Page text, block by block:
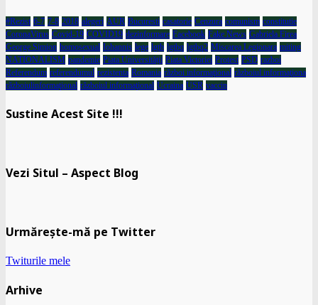
#Rezist 6-7 7-8 2018 alegeri AUR Bucuresti casatorie Cenzura comunism constitutie
CoronaVirus Covid-19 COVID19 dezinformare Facebook Fake News Gabriela Firea
George Simion homosexual Iohannis lege lgtb lgtbq lgtbq2 Miscarea Legionara miting
NATIONALISM pandemie Piata Universității Piata Victoriei Protest PSD razboi
Referendum referendumul rezistenta Romania război informaţional războiul informaţiona
războiulinformaţional războiul informaţional Ucraina USR vaccin
Sustine Acest Site !!!
Vezi Situl – Aspect Blog
Urmărește-mă pe Twitter
Twiturile mele
Arhive